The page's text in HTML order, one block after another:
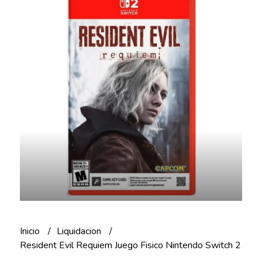
Inicio
Liquidacion
Resident Evil Requiem Juego Fisico Nintendo Switch 2